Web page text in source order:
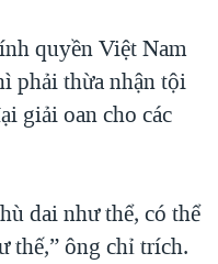
quyền Việt Nam
phải thừa nhận tội
giải oan cho các
dai như thể, có thể
thế,” ông chỉ trích.